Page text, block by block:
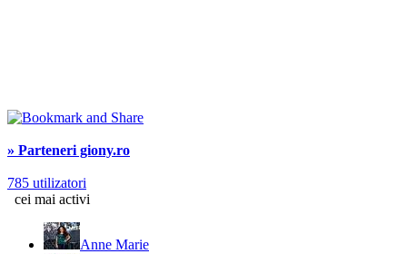
» Parteneri giony.ro
785 utilizatori
cei mai activi
Anne Marie